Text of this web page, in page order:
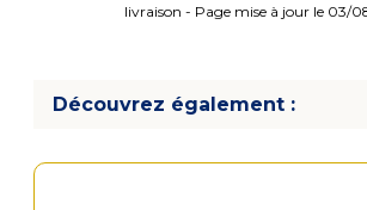
livraison - Page mise à jour le 03/
Découvrez également :